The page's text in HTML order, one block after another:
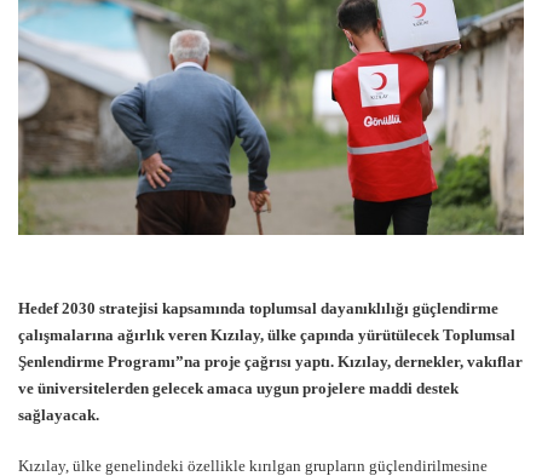
Hedef 2030 stratejisi kapsamında toplumsal dayanıklılığı güçlendirme
çalışmalarına ağırlık veren Kızılay, ülke çapında yürütülecek Toplumsal
Şenlendirme Programı”na proje çağrısı yaptı. Kızılay, dernekler, vakıflar
ve üniversitelerden gelecek amaca uygun projelere maddi destek
sağlayacak.
Kızılay, ülke genelindeki özellikle kırılgan grupların güçlendirilmesine